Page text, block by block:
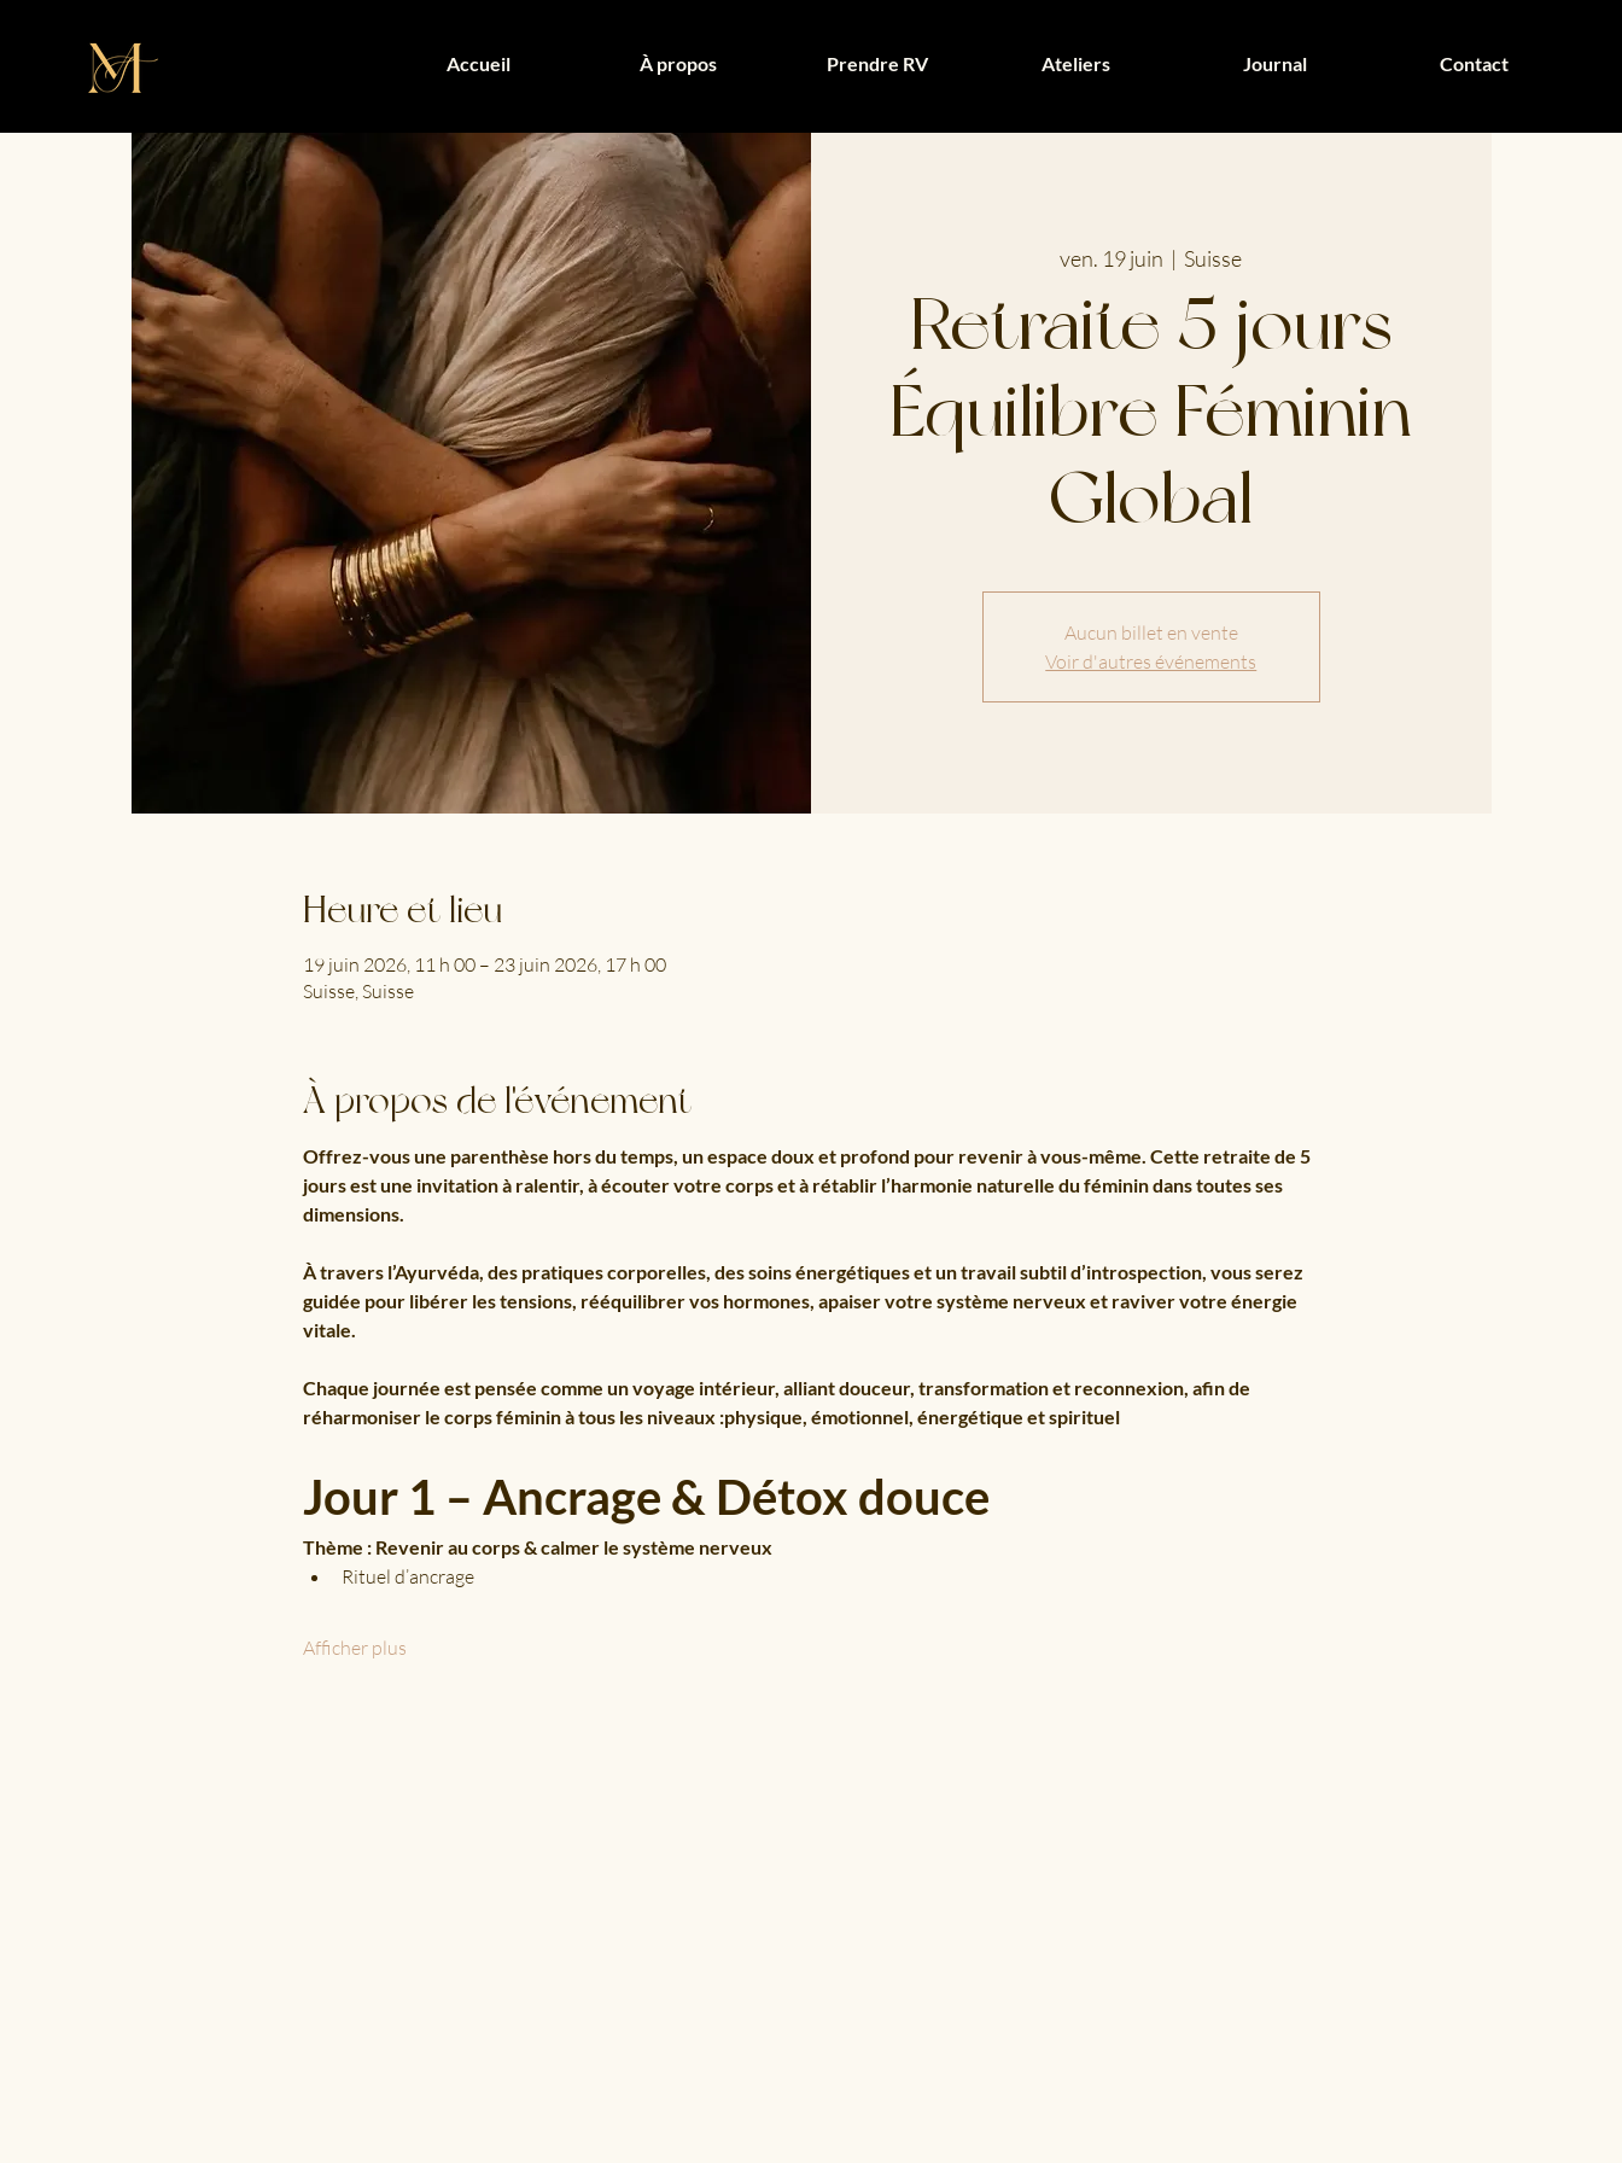
Accueil À propos Prendre RV Ateliers Journal Contact
ven. 19 juin
  |
Suisse
Retraite 5 jours
Équilibre Féminin
Global
Aucun billet en vente
Voir d'autres événements
Heure et lieu
19 juin 2026, 11 h 00 – 23 juin 2026, 17 h 00
Suisse, Suisse
À propos de l'événement
Offrez-vous une parenthèse hors du temps, un espace doux et profond pour revenir à vous-même. Cette retraite de 5
jours est une invitation à ralentir, à écouter votre corps et à rétablir l’harmonie naturelle du féminin dans toutes ses
dimensions.
À travers l’Ayurvéda, des pratiques corporelles, des soins énergétiques et un travail subtil d’introspection, vous serez
guidée pour libérer les tensions, rééquilibrer vos hormones, apaiser votre système nerveux et raviver votre énergie
vitale.
Chaque journée est pensée comme un voyage intérieur, alliant douceur, transformation et reconnexion, afin de
réharmoniser le corps féminin à tous les niveaux :physique, émotionnel, énergétique et spirituel
Jour 1 – Ancrage & Détox douce
Thème : Revenir au corps & calmer le système nerveux
Rituel d’ancrage
Afficher plus